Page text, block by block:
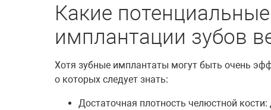
Какие
имплантации зубов
Хотя зубные имплантаты могут быть очень
о которых следует знать:
Достаточная плотность челюстной